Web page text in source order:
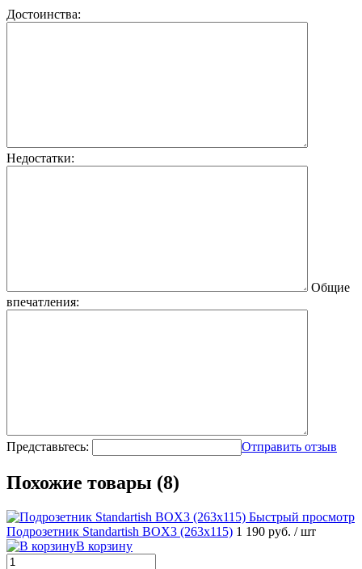
Достоинства:
Недостатки:
Общие
впечатления:
Представьтесь: Отправить отзыв
Похожие товары (8)
Быстрый просмотр
Подрозетник Standartish BOX3 (263х115) 1 190 руб. / шт
В корзину